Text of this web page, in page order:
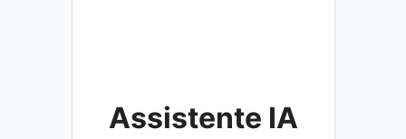
Assistente IA